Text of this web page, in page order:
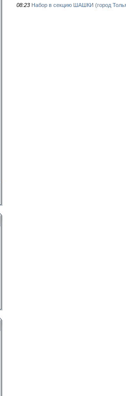
08:23 Набор в секцию ШАШКИ (город